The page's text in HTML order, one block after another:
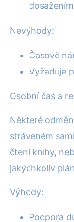
Nevýhody:
Časově
Vyžaduje
Osobní čas a
Některé
stráveném
čtení knihy,
jakýchkoliv
Výhody:
Podpora